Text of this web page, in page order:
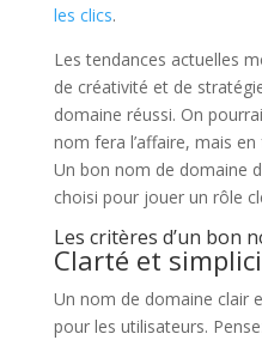
les clics.
Les tendances actuelles
de créativité et de
domaine réussi. On
nom fera l’affaire, mais en
Un bon nom de domaine
choisi pour jouer un rôle
Les critères d’un bon
Clarté et
Un nom de domaine clair
pour les utilisateurs.